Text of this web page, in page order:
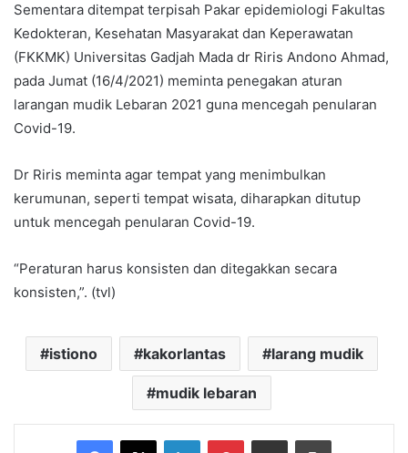
Sementara ditempat terpisah Pakar epidemiologi Fakultas
Kedokteran, Kesehatan Masyarakat dan Keperawatan
(FKKMK) Universitas Gadjah Mada dr Riris Andono Ahmad,
pada Jumat (16/4/2021) meminta penegakan aturan
larangan mudik Lebaran 2021 guna mencegah penularan
Covid-19.
Dr Riris meminta agar tempat yang menimbulkan
kerumunan, seperti tempat wisata, diharapkan ditutup
untuk mencegah penularan Covid-19.
“Peraturan harus konsisten dan ditegakkan secara
konsisten,”. (tvl)
istiono kakorlantas larang mudik
mudik lebaran
Facebook
X LinkedInPinterestShare via Email Print